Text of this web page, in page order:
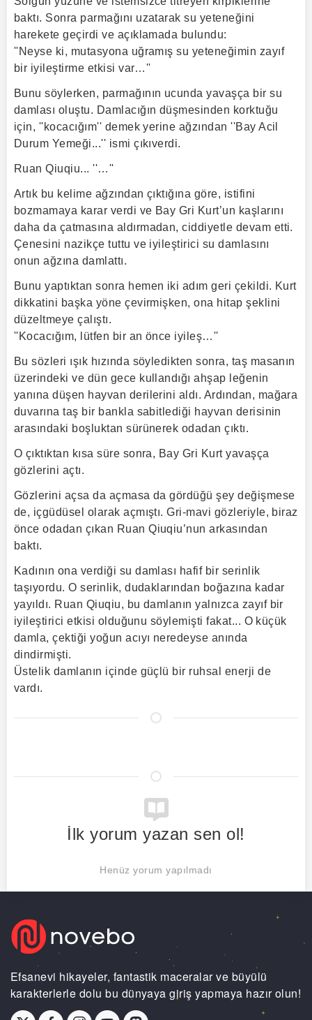
baktı. Sonra parmağını uzatarak su yeteneğini
harekete geçirdi ve açıklamada bulundu:
''Neyse ki, mutasyona uğramış su yeteneğimin zayıf
bir iyileştirme etkisi var…''
Bunu söylerken, parmağının ucunda yavaşça bir su
damlası oluştu. Damlacığın düşmesinden korktuğu
için, ''kocacığım'' demek yerine ağzından ''Bay Acil
Durum Yemeği...'' ismi çıkıverdi.
Ruan Qiuqiu... ''…''
Artık bu kelime ağzından çıktığına göre, istifini
bozmamaya karar verdi ve Bay Gri Kurt’un kaşlarını
daha da çatmasına aldırmadan, ciddiyetle devam etti.
Çenesini nazikçe tuttu ve iyileştirici su damlasını
onun ağzına damlattı.
Bunu yaptıktan sonra hemen iki adım geri çekildi. Kurt
dikkatini başka yöne çevirmişken, ona hitap şeklini
düzeltmeye çalıştı.
''Kocacığım, lütfen bir an önce iyileş…''
Bu sözleri ışık hızında söyledikten sonra, taş masanın
üzerindeki ve dün gece kullandığı ahşap leğenin
yanına düşen hayvan derilerini aldı. Ardından, mağara
duvarına taş bir bankla sabitlediği hayvan derisinin
arasındaki boşluktan sürünerek odadan çıktı.
O çıktıktan kısa süre sonra, Bay Gri Kurt yavaşça
gözlerini açtı.
Gözlerini açsa da açmasa da gördüğü şey değişmese
de, içgüdüsel olarak açmıştı. Gri-mavi gözleriyle, biraz
önce odadan çıkan Ruan Qiuqiu’nun arkasından
baktı.
Kadının ona verdiği su damlası hafif bir serinlik
taşıyordu. O serinlik, dudaklarından boğazına kadar
yayıldı. Ruan Qiuqiu, bu damlanın yalnızca zayıf bir
iyileştirici etkisi olduğunu söylemişti fakat... O küçük
damla, çektiği yoğun acıyı neredeyse anında
dindirmişti.
Üstelik damlanın içinde güçlü bir ruhsal enerji de
vardı.
İlk yorum yazan sen ol!
Henüz yorum yapılmadı
Efsanevi hikayeler, fantastik maceralar ve büyülü
karakterlerle dolu bu dünyaya giriş yapmaya hazır olun!